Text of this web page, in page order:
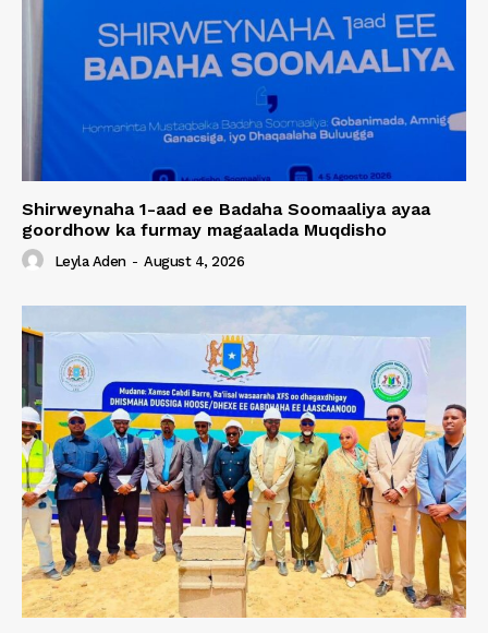
Shirweynaha 1-aad ee Badaha Soomaaliya ayaa
goordhow ka furmay magaalada Muqdisho
Leyla Aden - August 4, 2026